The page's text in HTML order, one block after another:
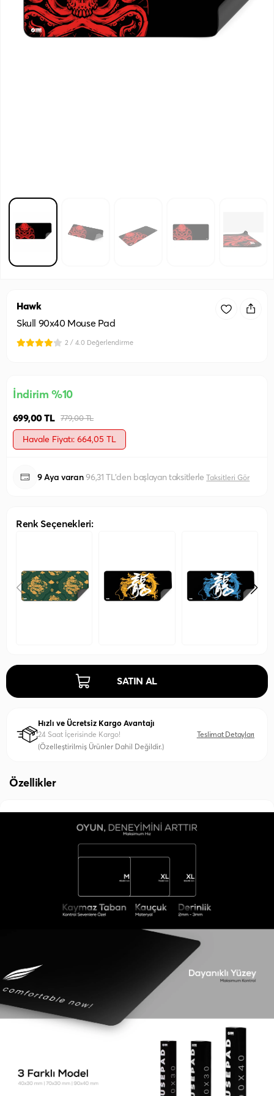
Hawk
Skull 90x40 Mouse Pad
2 / 4.0 Değerlendirme
İndirim %10
699,00 TL 779,00 TL
Havale Fiyatı: 664,05 TL
9 Aya varan96,31 TL'den başlayan taksitlerleTaksitleri Gör
Renk Seçenekleri:
SATIN AL
Hızlı ve Ücretsiz Kargo Avantajı
24 Saat İçerisinde Kargo!
(Özelleştirilmiş Ürünler Dahil Değildir.)
Teslimat Detayları
Özellikler